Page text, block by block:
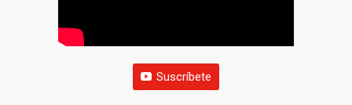
Suscríbete